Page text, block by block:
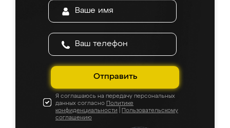
Отправить
Я соглашаюсь на передачу персональных
данных согласно Политике
конфиденциальности
Пользовательскому
соглашению